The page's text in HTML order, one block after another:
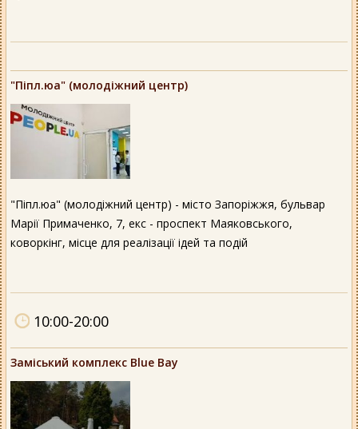
"Піпл.юа" (молодіжний центр)
"Піпл.юа" (молодіжний центр) - місто Запоріжжя, бульвар
Марії Примаченко, 7, екс - проспект Маяковського,
коворкінг, місце для реалізації ідей та подій
10:00-20:00
Заміський комплекс Blue Bay